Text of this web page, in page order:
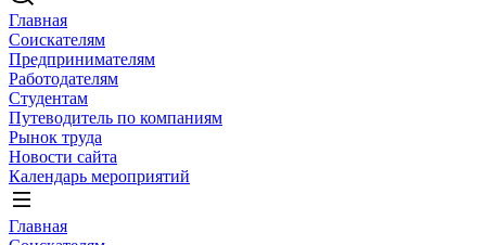
Главная
Соискателям
Предпринимателям
Работодателям
Студентам
Путеводитель по компаниям
Рынок труда
Новости сайта
Календарь мероприятий
Главная